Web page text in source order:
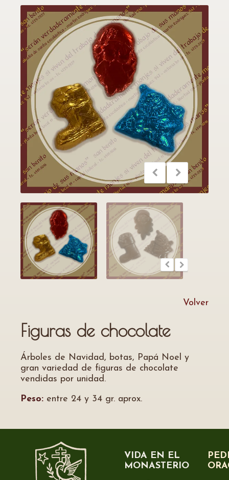
Volver
Figuras de chocolate
Árboles de Navidad, botas, Papá Noel y
gran variedad de figuras de chocolate
vendidas por unidad.
Peso: entre 24 y 34 gr. aprox.
VIDA EN EL
MONASTERIO